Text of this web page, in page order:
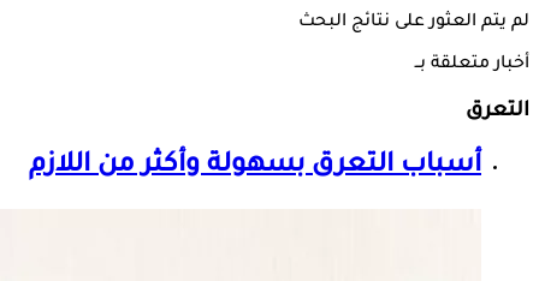
لم يتم العثور على نتائج البحث
أخبار متعلقة بــ
التعرق
أسبابالتعرقبسهولة وأكثر من اللازم